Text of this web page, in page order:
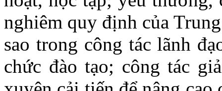
nghiêm quy định của
sao trong công tác lãnh
chức đào tạo; công tác